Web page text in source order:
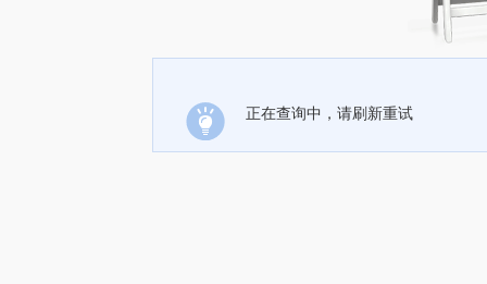
正在查询中，请刷新重试